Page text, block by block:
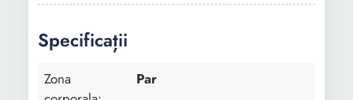
Specificații
Zona
Par